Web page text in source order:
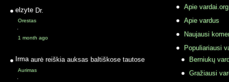
elzyte Dr.
Orestas
·
1 month ago
Irma aurė reiškia auksas baltiškose tautose
Aurimas
·
Apie vardai.org
Apie vardus
Naujausi
Populiariausi
Berniukų
Gražiausi